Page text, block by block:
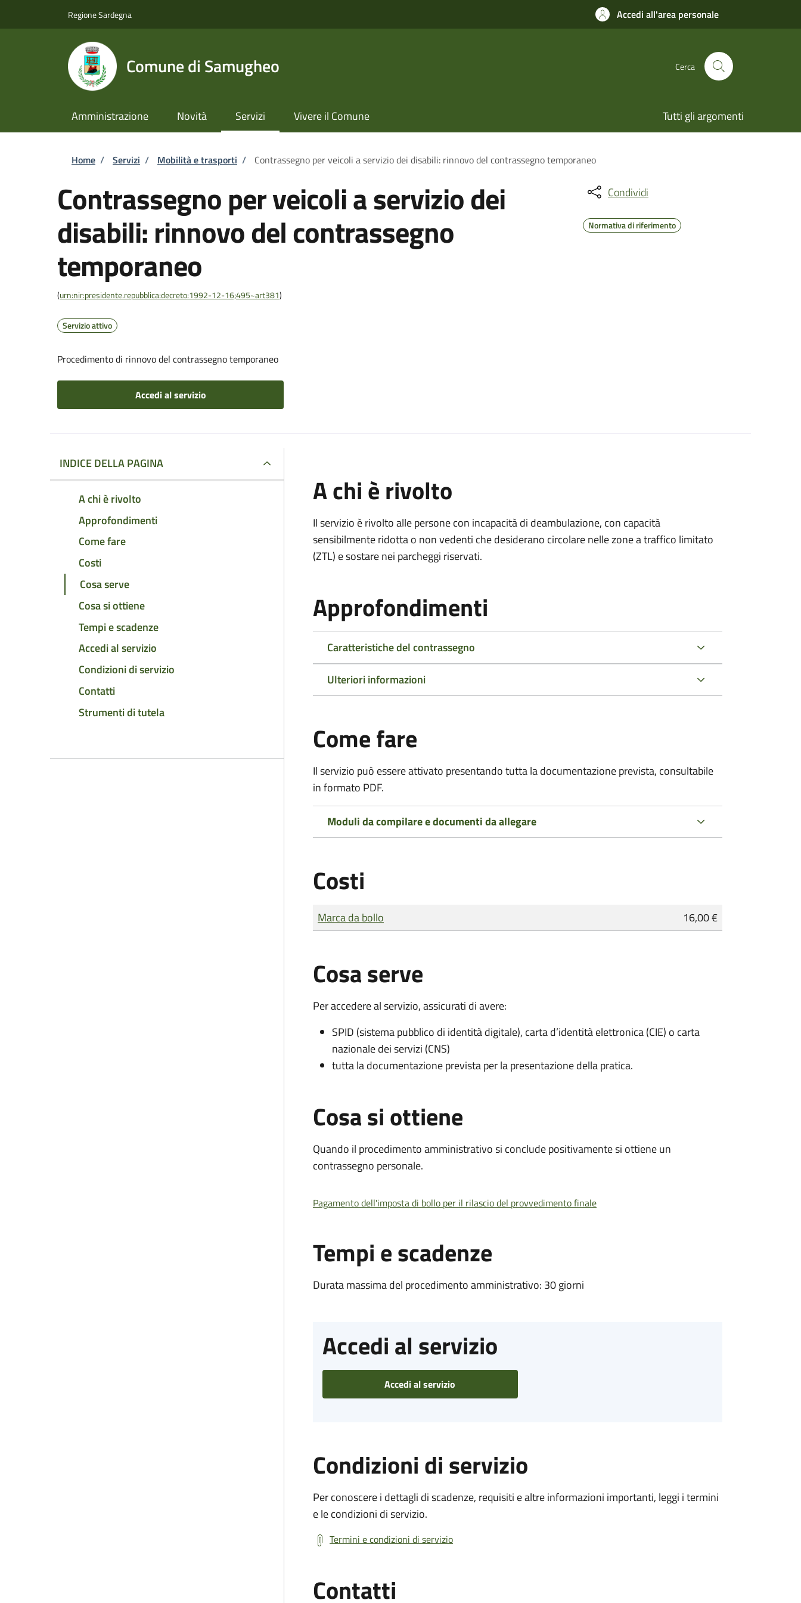
Regione Sardegna Accedi all'area personale
Comune di Samugheo Cerca
Amministrazione Novità Servizi Vivere il Comune Tutti gli argomenti
Briciole di pane
Home / Servizi / Mobilità e trasporti / Contrassegno per veicoli a servizio dei disabili: rinnovo del contrassegno temporaneo
Contrassegno per veicoli a servizio dei
disabili: rinnovo del contrassegno
temporaneo
(urn:nir:presidente.repubblica:decreto:1992-12-16;495~art381)
Servizio attivo
Procedimento di rinnovo del contrassegno temporaneo
Accedi al servizio
Condividi
Normativa di riferimento
INDICE DELLA PAGINA
A chi è rivolto
Approfondimenti
Come fare
Costi
Cosa serve
Cosa si ottiene
Tempi e scadenze
Accedi al servizio
Condizioni di servizio
Contatti
Strumenti di tutela
A chi è rivolto
Il servizio è rivolto alle persone con incapacità di deambulazione, con capacità
sensibilmente ridotta o non vedenti che desiderano circolare nelle zone a traffico limitato
(ZTL) e sostare nei parcheggi riservati.
Approfondimenti
Caratteristiche del contrassegno
Ulteriori informazioni
Come fare
Il servizio può essere attivato presentando tutta la documentazione prevista, consultabile
in formato PDF.
Moduli da compilare e documenti da allegare
Costi
Tipo di pagamento
Importo
Marca da bollo 16,00 €
Cosa serve
Per accedere al servizio, assicurati di avere:
SPID (sistema pubblico di identità digitale), carta d’identità elettronica (CIE) o carta
nazionale dei servizi (CNS)
tutta la documentazione prevista per la presentazione della pratica.
Cosa si ottiene
Quando il procedimento amministrativo si conclude positivamente si ottiene un
contrassegno personale.
Pagamento dell'imposta di bollo per il rilascio del provvedimento finale
Tempi e scadenze
Durata massima del procedimento amministrativo: 30 giorni
Accedi al servizio
Accedi al servizio
Condizioni di servizio
Per conoscere i dettagli di scadenze, requisiti e altre informazioni importanti, leggi i termini
e le condizioni di servizio.
Termini e condizioni di servizio
Contatti